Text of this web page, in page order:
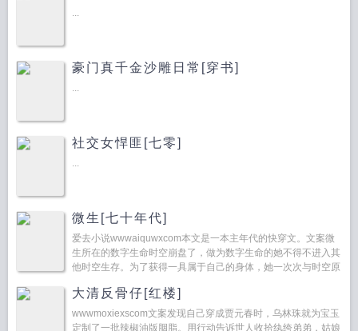
...
豪门真千金沙雕日常[穿书]
...
社交女悍匪[七零]
...
微生[七十年代]
爱去小说wwwaiquwxcom本文是一本主年代的快穿文。文案微
生所在的数字生命时空崩盘了，做为数字生命的她不得不进入其
他时空生存。为了获得一具属于自己的身体，她一次次与时空原
大清反骨仔[红楼]
wwwmoxiexscom文案发现自己穿成贾元春时，乌林珠就为宝玉
定制了一批辣椒油版胭脂。用行动告诉世人收拾纨绔弟弟，姑娘